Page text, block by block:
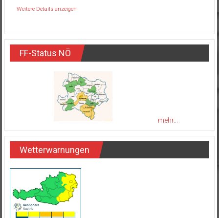
Weitere Details anzeigen
FF-Status NÖ
mehr...
Wetterwarnungen